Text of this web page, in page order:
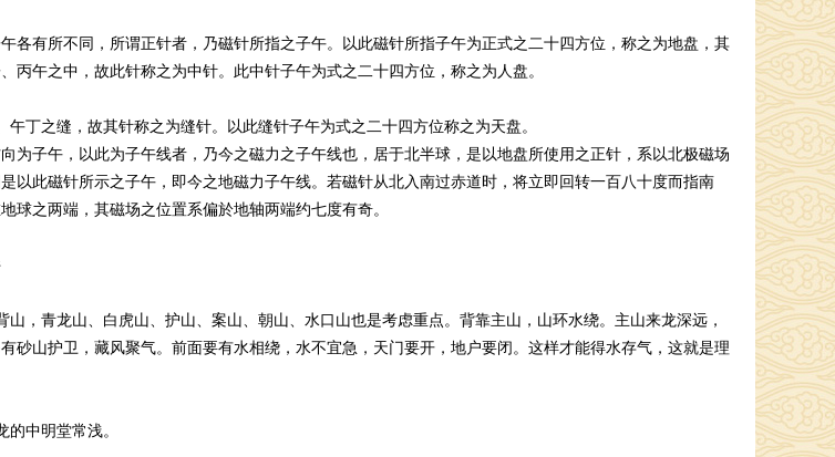
有所不同，所谓正针者，乃磁针所指之子午。以此磁针所指子午为正式之二十四方位，称之为地盘，其
丙午之中，故此针称之为中针。此中针子午为式之二十四方位，称之为人盘。
之缝，故其针称之为缝针。以此缝针子午为式之二十四方位称之为天盘。
子午，以此为子午线者，乃今之磁力之子午线也，居于北半球，是以地盘所使用之正针，系以北极磁场
以此磁针所示之子午，即今之地磁力子午线。若磁针从北入南过赤道时，将立即回转一百八十度而指南
球之两端，其磁场之位置系偏於地轴两端约七度有奇。
青龙山、白虎山、护山、案山、朝山、水口山也是考虑重点。背靠主山，山环水绕。主山来龙深远，
砂山护卫，藏风聚气。前面要有水相绕，水不宜急，天门要开，地户要闭。这样才能得水存气，这就是理
中明堂常浅。